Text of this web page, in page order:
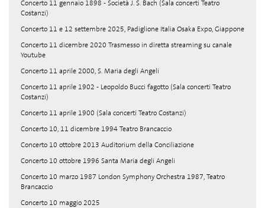
Concerto 11 gennaio 1898 - Società J. S. Bach (Sala concerti Teatro
Costanzi)
Concerto 11 e 12 settembre 2025, Padiglione Italia Osaka Expo, Giappone
Concerto 11 dicembre 2020 Trasmesso in diretta streaming su canale
Youtube
Concerto 11 aprile 2000, S. Maria degli Angeli
Concerto 11 aprile 1902 - Leopoldo Bucci fagotto (Sala concerti Teatro
Costanzi)
Concerto 11 aprile 1900 (Sala concerti Teatro Costanzi)
Concerto 10, 11 dicembre 1994 Teatro Brancaccio
Concerto 10 ottobre 2013 Auditorium della Conciliazione
Concerto 10 ottobre 1996 Santa Maria degli Angeli
Concerto 10 marzo 1987 London Symphony Orchestra 1987, Teatro
Brancaccio
Concerto 10 maggio 2025